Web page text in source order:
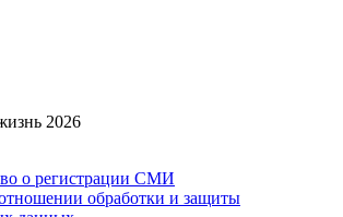
2026
о регистрации СМИ
обработки и защиты